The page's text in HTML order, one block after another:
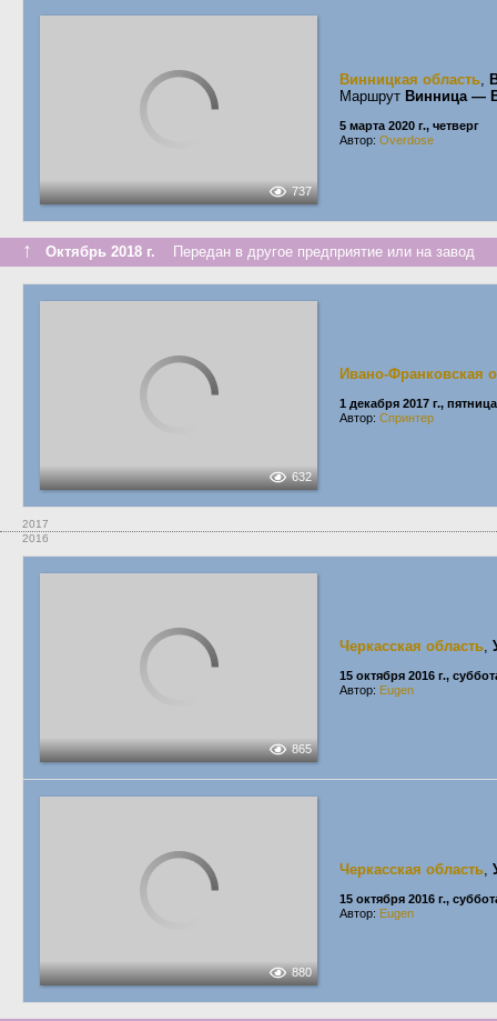
737
Винницкая область,
Маршрут Винница —
5 марта 2020 г., четверг
Автор: Overdose
↑ Октябрь 2018 г. Передан в другое предприятие или на завод
632
Ивано-Франковская
1 декабря 2017 г., пятница
Автор: Спринтер
2017
2016
865
Черкасская область,
15 октября 2016 г.,
Автор: Eugen
880
Черкасская область,
15 октября 2016 г.,
Автор: Eugen